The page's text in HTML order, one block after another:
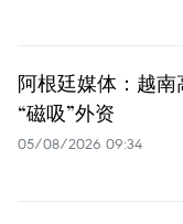
阿根廷媒体：越
“磁吸”外资
05/08/2026 09:34